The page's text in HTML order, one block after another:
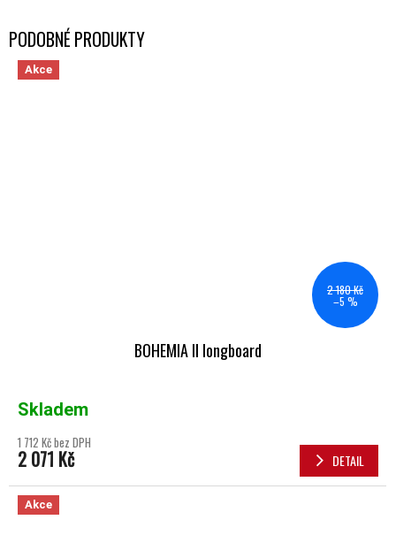
Akce
2 180 Kč
–5 %
BOHEMIA II longboard
Skladem
1 712 Kč bez DPH
2 071 Kč DETAIL
Akce